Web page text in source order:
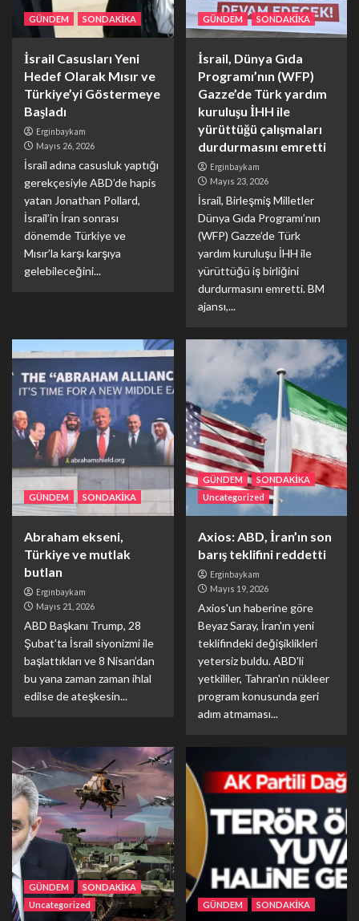
GÜNDEM SONDAKİKA
İsrail Casusları Yeni
Hedef Olarak Mısır ve
Türkiye’yi Göstermeye
Başladı
Erginbaykam
Mayıs 26, 2026
İsrail adına casusluk yaptığı
gerekçesiyle ABD’de hapis
yatan Jonathan Pollard,
İsrail’in İran sonrası
dönemde Türkiye ve
Mısır’la karşı karşıya
gelebileceğini...
GÜNDEM SONDAKİKA
İsrail, Dünya Gıda
Programı’nın (WFP)
Gazze’de Türk yardım
kuruluşu İHH ile
yürüttüğü çalışmaları
durdurmasını emretti
Erginbaykam
Mayıs 23, 2026
İsrail, Birleşmiş Milletler
Dünya Gıda Programı’nın
(WFP) Gazze’de Türk
yardım kuruluşu İHH ile
yürüttüğü iş birliğini
durdurmasını emretti. BM
ajansı,...
GÜNDEM SONDAKİKA
Abraham ekseni,
Türkiye ve mutlak
butlan
Erginbaykam
Mayıs 21, 2026
ABD Başkanı Trump, 28
Şubat’ta İsrail siyonizmi ile
başlattıkları ve 8 Nisan’dan
bu yana zaman zaman ihlal
edilse de ateşkesin...
GÜNDEM
SONDAKİKA
Uncategorized
Axios: ABD, İran’ın son
barış teklifini reddetti
Erginbaykam
Mayıs 19, 2026
Axios'un haberine göre
Beyaz Saray, İran'ın yeni
teklifindeki değişiklikleri
yetersiz buldu. ABD'li
yetkililer, Tahran'ın nükleer
program konusunda geri
adım atmaması...
GÜNDEM
SONDAKİKA
Uncategorized
GÜNDEM SONDAKİKA